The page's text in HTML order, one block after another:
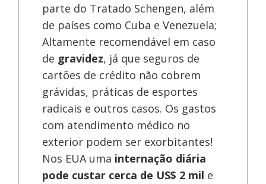
parte do Tratado Schengen, além
de países como Cuba e Venezuela;
Altamente recomendável em caso
de gravidez, já que seguros de
cartões de crédito não cobrem
grávidas, práticas de esportes
radicais e outros casos. Os gastos
com atendimento médico no
exterior podem ser exorbitantes!
Nos EUA uma internação diária
pode custar cerca de US$ 2 mil e